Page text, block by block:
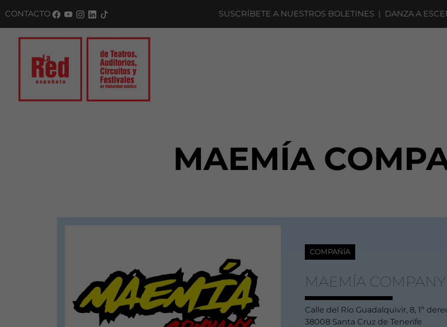
CONTACTO SUSCRÍBETE A NUESTROS BOLETINES|DANZA A ESCENA
MAEMÍA
COMPAÑÍA
MAEMÍA COMPANY
Calle del Río Guadalquivir, 8, 1º
38008 Santa Cruz de Tenerife